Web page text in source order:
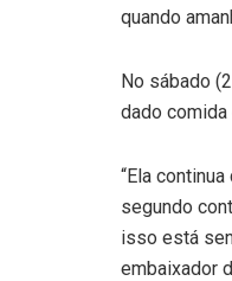
quando
No sábado
dado
“Ela
segundo
isso está
embaixador